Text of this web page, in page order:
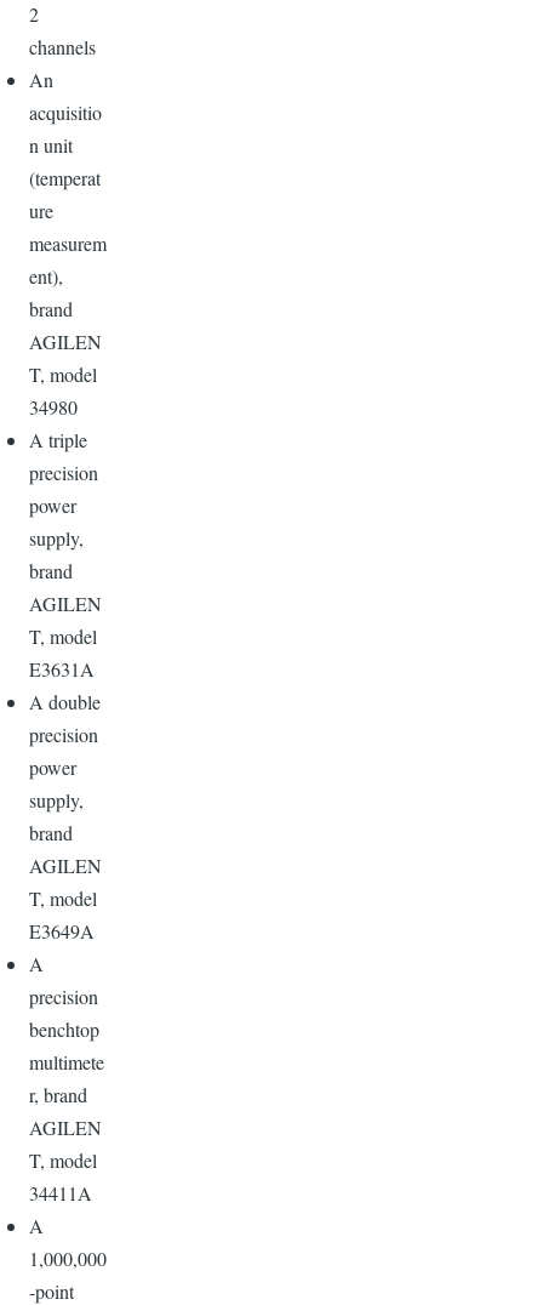
2
channels
An
acquisitio
n unit
(temperat
ure
measurem
ent),
brand
AGILEN
T, model
34980
A triple
precision
power
supply,
brand
AGILEN
T, model
E3631A
A double
precision
power
supply,
brand
AGILEN
T, model
E3649A
A
precision
benchtop
multimete
r, brand
AGILEN
T, model
34411A
A
1,000,000
-point